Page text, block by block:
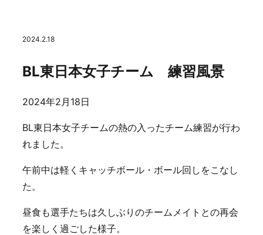
2024.2.18
BL東日本女子チーム 練習風景
2024年2月18日
BL東日本女子チームの熱の入ったチーム練習が行わ
れました。
午前中は軽くキャッチボール・ボール回しをこなし
た。
昼食も選手たちは久しぶりのチームメイトとの再会
を楽しく過ごした様子。